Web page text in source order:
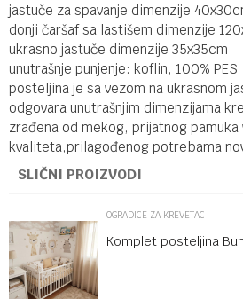
jastuče za spavanje dimenzije
donji čaršaf sa lastišem dimenzije
ukrasno jastuče dimenzije 35x35cm
unutrašnje punjenje: koflin, 100% PES
posteljina je sa vezom na ukrasnom
odgovara unutrašnjim dimenzijama
zrađena od mekog, prijatnog pamuka
kvaliteta,prilagođenog potrebama
SLIČNI PROIZVODI
OGRADICE ZA KREVETAC
Komplet posteljina